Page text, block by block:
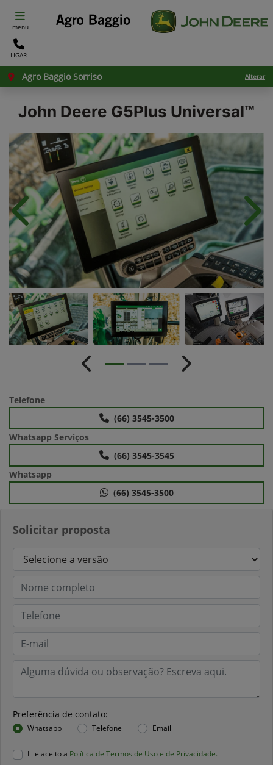
menu
LIGAR
Agro Baggio Sorriso Alterar
John Deere G5Plus Universal™
Solicitar proposta
Preferência de contato:
Whatsapp Telefone Email
Li e aceito a Política de Termos de Uso e de Privacidade.
Anterior
Anterior Próximo
Telefone
(66) 3545-3500
Whatsapp Serviços
(66) 3545-3545
Whatsapp
(66) 3545-3500